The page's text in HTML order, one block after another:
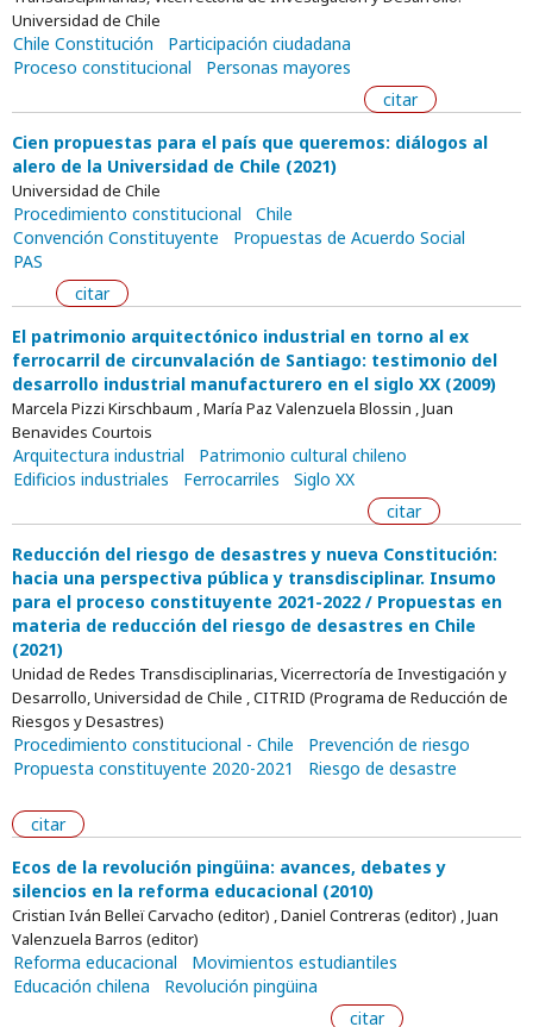
Universidad de Chile
Chile Constitución
Participación ciudadana
Proceso constitucional
Personas mayores
citar
Cien propuestas para el país que queremos: diálogos al
alero de la Universidad de Chile (2021)
Universidad de Chile
Procedimiento constitucional
Chile
Convención Constituyente
Propuestas de Acuerdo Social
PAS
citar
El patrimonio arquitectónico industrial en torno al ex
ferrocarril de circunvalación de Santiago: testimonio del
desarrollo industrial manufacturero en el siglo XX (2009)
Marcela Pizzi Kirschbaum , María Paz Valenzuela Blossin , Juan
Benavides Courtois
Arquitectura industrial
Patrimonio cultural chileno
Edificios industriales
Ferrocarriles
Siglo XX
citar
Reducción del riesgo de desastres y nueva Constitución:
hacia una perspectiva pública y transdisciplinar. Insumo
para el proceso constituyente 2021-2022 / Propuestas en
materia de reducción del riesgo de desastres en Chile
(2021)
Unidad de Redes Transdisciplinarias, Vicerrectoría de Investigación y
Desarrollo, Universidad de Chile , CITRID (Programa de Reducción de
Riesgos y Desastres)
Procedimiento constitucional - Chile
Prevención de riesgo
Propuesta constituyente 2020-2021
Riesgo de desastre
citar
Ecos de la revolución pingüina: avances, debates y
silencios en la reforma educacional (2010)
Cristian Iván Belleï Carvacho (editor) , Daniel Contreras (editor) , Juan
Valenzuela Barros (editor)
Reforma educacional
Movimientos estudiantiles
Educación chilena
Revolución pingüina
citar